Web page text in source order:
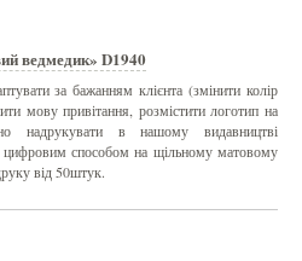
ведмедик» D1940
за бажанням клієнта (змінити колір
мову привітання, розмістити логотип на
надрукувати в нашому видавництві
цифровим способом на щільному матовому
від 50штук.